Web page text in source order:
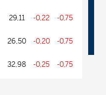
29,11 -0,22 -0,75
26,50 -0,20 -0,75
32,98 -0,25 -0,75